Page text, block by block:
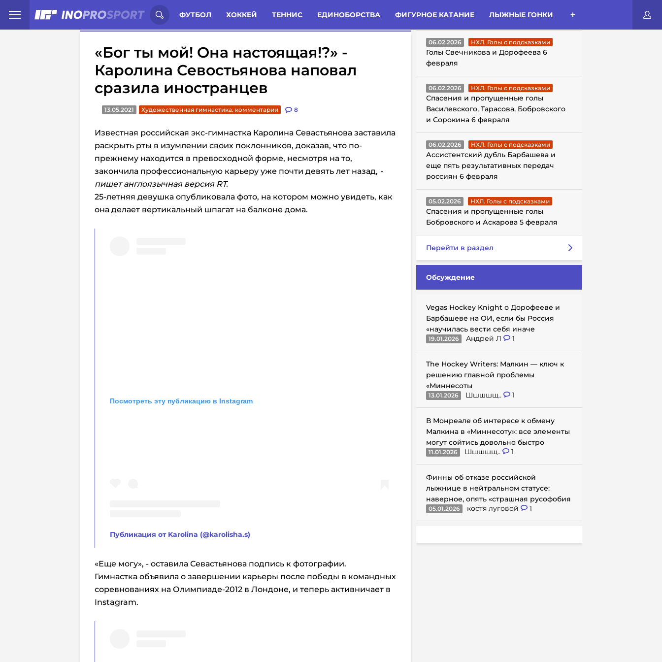
ФУТБОЛ ХОККЕЙ ТЕННИС ЕДИНОБОРСТВА ФИГУРНОЕ КАТАНИЕ ЛЫЖНЫЕ ГОНКИ
Иностранцы о спорте России: Статьи Комменты Новости
«Бог ты мой! Она настоящая!?» -
Каролина Севостьянова наповал
сразила иностранцев
13.05.2021 Художественная гимнастика. комментарии 8
Известная российская экс-гимнастка Каролина Севастьянова заставила
раскрыть рты в изумлении своих поклонников, доказав, что по-
прежнему находится в превосходной форме, несмотря на то,
закончила профессиональную карьеру уже почти девять лет назад, -
пишет англоязычная версия RT.
25-летняя девушка опубликовала фото, на котором можно увидеть, как
она делает вертикальный шпагат на балконе дома.
Посмотреть эту публикацию в Instagram
Публикация от Karolina (@karolisha.s)
«Еще могу», - оставила Севастьянова подпись к фотографии.
Гимнастка объявила о завершении карьеры после победы в командных
соревнованиях на Олимпиаде-2012 в Лондоне, и теперь активничает в
Instagram.
ГОЛЫ С ПОДСКАЗКАМИ
06.02.2026 НХЛ. Голы с подсказками
Голы Свечникова и Дорофеева 6
февраля
06.02.2026 НХЛ. Голы с подсказками
Спасения и пропущенные голы
Василевского, Тарасова, Бобровского
и Сорокина 6 февраля
06.02.2026 НХЛ. Голы с подсказками
Ассистентский дубль Барбашева и
еще пять результативных передач
россиян 6 февраля
05.02.2026 НХЛ. Голы с подсказками
Спасения и пропущенные голы
Бобровского и Аскарова 5 февраля
Перейти в раздел
Обсуждение
Vegas Hockey Knight о Дорофееве и
Барбашеве на ОИ, если бы Россия
«научилась вести себя иначе
19.01.2026 Андрей Л 1
The Hockey Writers: Малкин — ключ к
решению главной проблемы
«Миннесоты
13.01.2026 Шшшшщ.. 1
В Монреале об интересе к обмену
Малкина в «Миннесоту»: все элементы
могут сойтись довольно быстро
11.01.2026 Шшшшщ.. 1
Финны об отказе российской
лыжнице в нейтральном статусе:
наверное, опять «страшная русофобия
05.01.2026 костя луговой 1